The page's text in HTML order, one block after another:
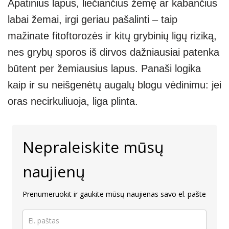
Apatinius lapus, liečiančius žemę ar kabančius
labai žemai, irgi geriau pašalinti – taip
mažinate fitoftorozės ir kitų grybinių ligų riziką,
nes grybų sporos iš dirvos dažniausiai patenka
būtent per žemiausius lapus. Panaši logika
kaip ir su neišgenėtų augalų blogu vėdinimu: jei
oras necirkuliuoja, liga plinta.
Nepraleiskite mūsų
naujienų
Prenumeruokit ir gaukite mūsų naujienas savo el. pašte